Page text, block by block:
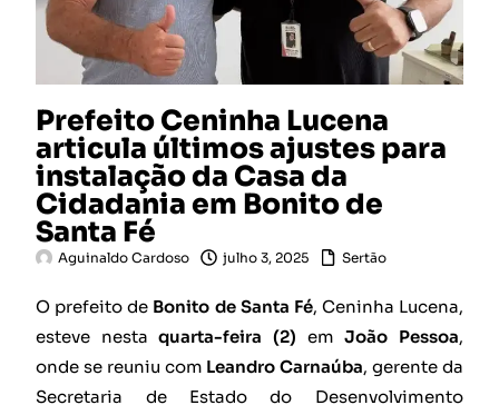
Prefeito Ceninha Lucena
articula últimos ajustes para
instalação da Casa da
Cidadania em Bonito de
Santa Fé
Aguinaldo Cardoso julho 3, 2025 Sertão
O prefeito de Bonito de Santa Fé, Ceninha Lucena,
esteve nestaquarta-feira (2) emJoão Pessoa,
onde se reuniu com Leandro Carnaúba, gerente da
Secretaria de Estado do Desenvolvimento